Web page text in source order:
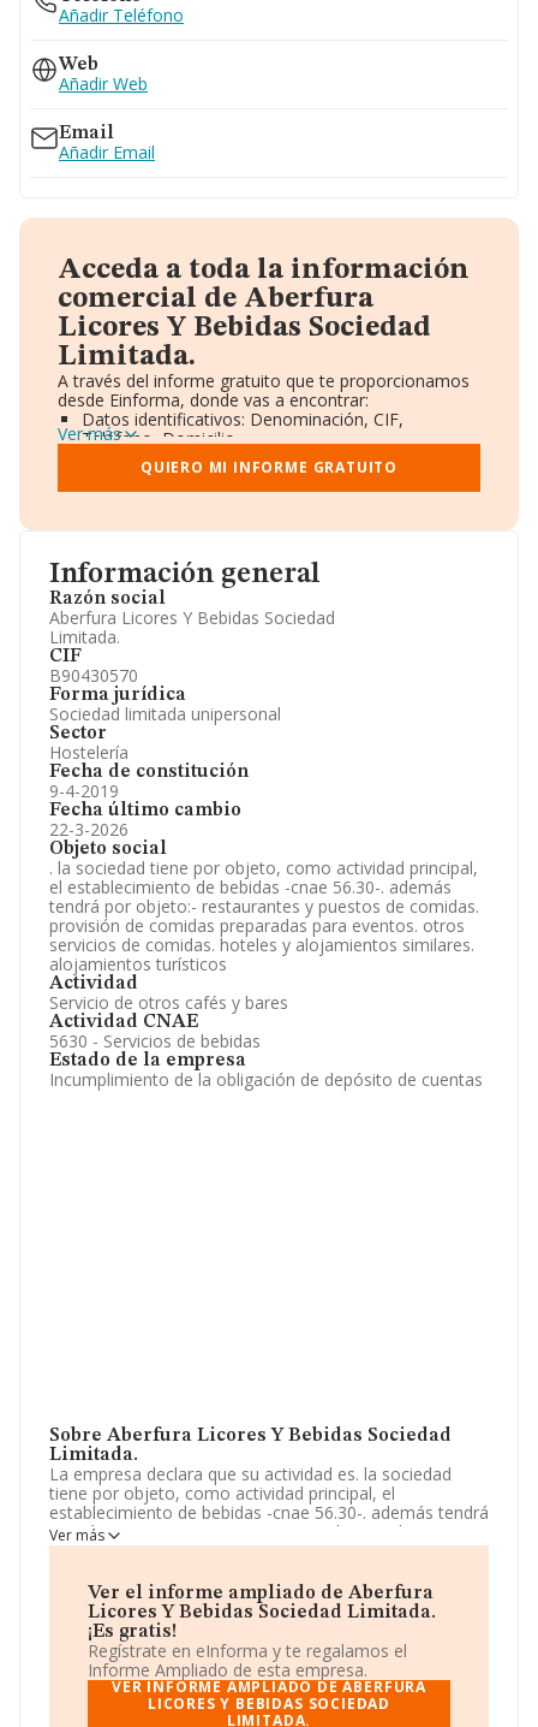
Información general
Razón social
Aberfura Licores Y Bebidas Sociedad
Limitada.
CIF
B90430570
Forma jurídica
Sociedad limitada unipersonal
Sector
Hostelería
Fecha de constitución
9-4-2019
Fecha último cambio
22-3-2026
Objeto social
. la sociedad tiene por objeto, como actividad principal,
el establecimiento de bebidas -cnae 56.30-. además
tendrá por objeto:- restaurantes y puestos de comidas.
provisión de comidas preparadas para eventos. otros
servicios de comidas. hoteles y alojamientos similares.
alojamientos turísticos
Actividad
Servicio de otros cafés y bares
Actividad CNAE
5630 - Servicios de bebidas
Estado de la empresa
Incumplimiento de la obligación de depósito de cuentas
Sobre Aberfura Licores Y Bebidas Sociedad
Limitada.
La empresa declara que su actividad es. la sociedad
tiene por objeto, como actividad principal, el
establecimiento de bebidas -cnae 56.30-. además tendrá
por objeto:- restaurantes y puestos de comidas.
provisión de comidas preparadas para eventos. otros
alojamientos turísticos. La empresa aparece inscrita en
el Registro Mercantil como Sociedad Limitada. Su CNAE
corresponde a 5630 con código 'Establecimientos de
bebidas'. La empresa no tiene actividad en mercados
exteriores.
Aberfura Licores y Bebidas Sociedad
Ver más
Ver el informe ampliado de Aberfura
Licores Y Bebidas Sociedad Limitada.
¡Es gratis!
Regístrate en eInforma y te regalamos el
Informe Ampliado de esta empresa.
VER INFORME AMPLIADO DE ABERFURA
LICORES Y BEBIDAS SOCIEDAD
LIMITADA.
Añadir Teléfono
Web
Añadir Web
Email
Añadir Email
Acceda a toda la información
comercial de Aberfura
Licores Y Bebidas Sociedad
Limitada.
A través del informe gratuito que te proporcionamos
desde Einforma, donde vas a encontrar:
Datos identificativos: Denominación, CIF,
Teléfono, Domicilio.
Informe Mercantil Completo (BORME).
Gráficos de Evolución Ventas y Empleados.
Consejo de Administración y Administradores.
Accionistas.
Artículos de prensa publicados sobre la empresa.
Información oficial y registral complementaria.
Ver más
QUIERO MI INFORME GRATUITO